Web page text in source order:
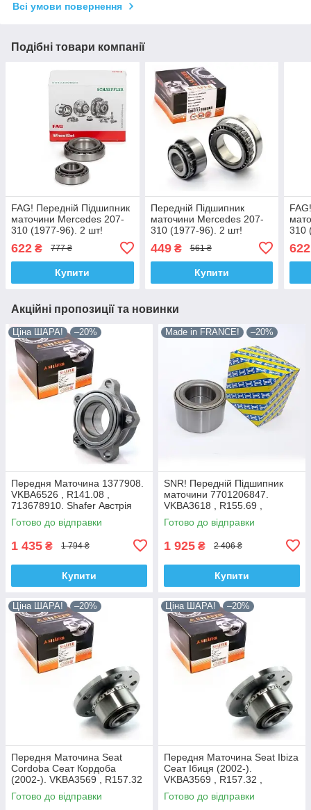
Всі умови повернення
Подібні товари компанії
FAG! Передній Підшипник
маточини Mercedes 207-
310 (1977-96). 2 шт!
713667430. Німеччина!
622 ₴ 777 ₴
Купити
Передній Підшипник
маточини Mercedes 207-
310 (1977-96). 2 шт!
713667430. Shafer Австрія
449₴ 561 ₴
Купити
310
622
Акційні пропозиції та новинки
Ціна ШАРА! –20%
Передня Маточина 1377908.
VKBA6526 , R141.08 ,
713678910. Shafer Австрія
Готово до відправки
1 435 ₴ 1 794 ₴
Купити
Made in FRANCE! –20%
SNR! Передній Підшипник
маточини 7701206847.
VKBA3618 , R155.69 ,
713644120. Франція!
Готово до відправки
1 925 ₴ 2 406 ₴
Купити
Ціна ШАРА! –20%
Передня Маточина Seat
Cordoba Сеат Кордоба
(2002-). VKBA3569 , R157.32
, 713610470. Shafer Австрія
Готово до відправки
Ціна ШАРА! –20%
Передня Маточина Seat Ibiza
Сеат Ібиця (2002-).
VKBA3569 , R157.32 ,
713610470. Shafer Австрія
Готово до відправки